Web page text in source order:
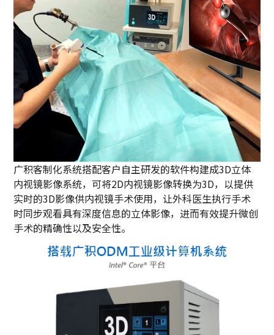
广积客制化系统搭配客户自主研发的软件构建成3D立体
内视镜影像系统，可将2D内视镜影像转换为3D，以提供
实时的3D影像供内视镜手术使用，让外科医生执行手术
时同步观看具有深度信息的立体影像，进而有效提升微创
手术的精确性以及安全性。